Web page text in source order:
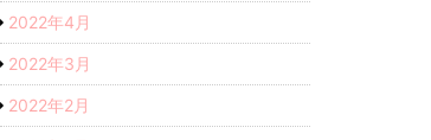
2022年4月
2022年3月
2022年2月